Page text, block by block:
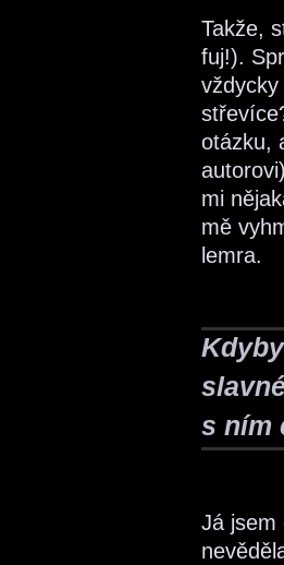
Takže,
fuj!).
otázku,
mi
mě
lemra.
s ním
Já jsem